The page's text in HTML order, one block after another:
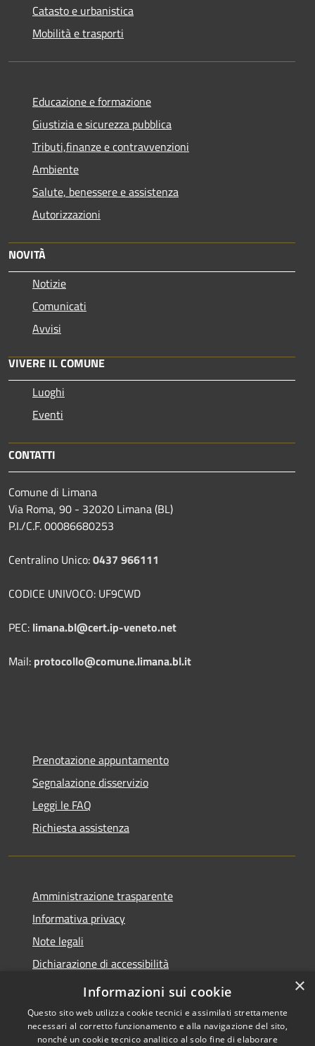
Catasto e urbanistica
Mobilità e trasporti
Educazione e formazione
Giustizia e sicurezza pubblica
Tributi,finanze e contravvenzioni
Ambiente
Salute, benessere e assistenza
Autorizzazioni
NOVITÀ
Notizie
Comunicati
Avvisi
VIVERE IL COMUNE
Luoghi
Eventi
CONTATTI
Comune di Limana
Via Roma, 90 - 32020 Limana (BL)
P.I./C.F. 00086680253
Centralino Unico:0437 966111
CODICE UNIVOCO: UF9CWD
PEC: limana.bl@cert.ip-veneto.net
Mail: protocollo@comune.limana.bl.it
Prenotazione appuntamento
Segnalazione disservizio
Leggi le FAQ
Richiesta assistenza
Amministrazione trasparente
Informativa privacy
Note legali
Dichiarazione di accessibilità
Moduli Privacy Amministrazione trasparente
×
Informazioni sui cookie
Questo sito web utilizza cookie tecnici e assimilati strettamente
necessari al corretto funzionamento e alla navigazione del sito,
nonché un cookie tecnico analitico al solo fine di elaborare